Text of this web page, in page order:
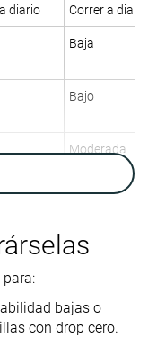
diario Correr a diario
Baja
Bajo
Moderada
Estabilidad
272g 11.3 oz / 320g
10.0 mm
bajas o
con drop cero.